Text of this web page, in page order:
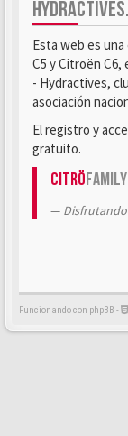
Esta web es
C5 y Citroën C6,
- Hydractives,
asociación
El registro y
gratuito.
CitröFamily
Funcionando con phpBB -